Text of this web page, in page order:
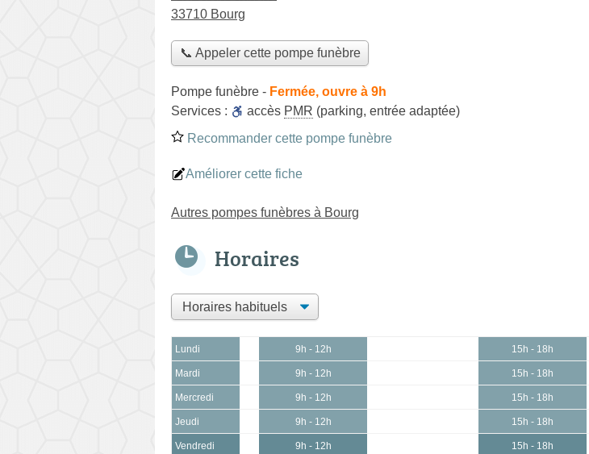
33710 Bourg
📞 Appeler cette pompe funèbre
Pompe funèbre - Fermée, ouvre à 9h
Services :
accès PMR (parking, entrée adaptée)
Recommander cette pompe funèbre
Améliorer cette fiche
Autres pompes funèbres à Bourg
Horaires
Lundi 9h - 12h 15h - 18h
Mardi 9h - 12h 15h - 18h
Mercredi 9h - 12h 15h - 18h
Jeudi 9h - 12h 15h - 18h
Vendredi 9h - 12h 15h - 18h